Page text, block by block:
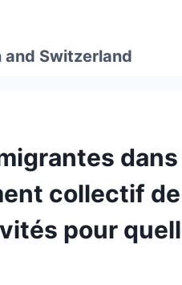
Switzerland
collectif
pour